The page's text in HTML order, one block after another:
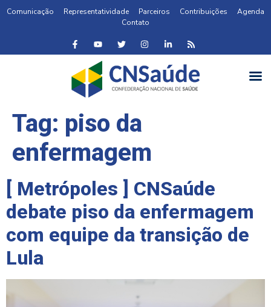
Comunicação Representatividade Parceiros Contribuições
Agenda
Contato
Tag: piso da
enfermagem
[ Metrópoles ] CNSaúde
debate piso da enfermagem
com equipe da transição de
Lula